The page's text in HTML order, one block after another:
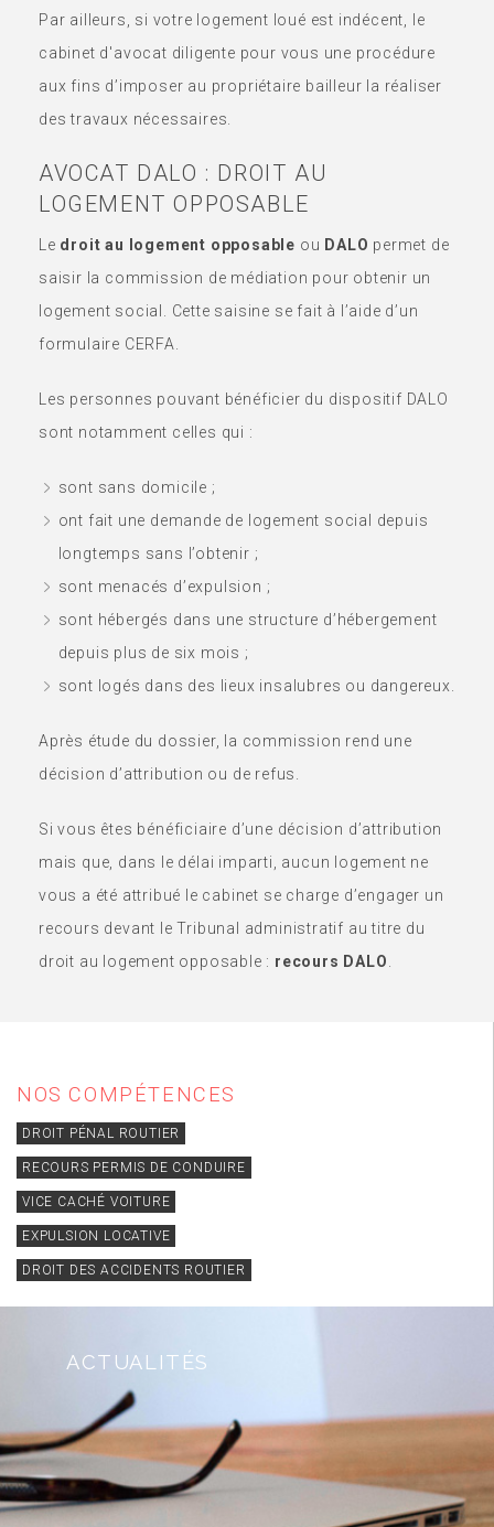
Par ailleurs, si votre logement loué est indécent, le
cabinet d'avocat diligente pour vous une procédure
aux fins d’imposer au propriétaire bailleur la réaliser
des travaux nécessaires.
AVOCAT DALO : DROIT AU
LOGEMENT OPPOSABLE
Le droit au logement opposable ou DALO permet de
saisir la commission de médiation pour obtenir un
logement social. Cette saisine se fait à l’aide d’un
formulaire CERFA.
Les personnes pouvant bénéficier du dispositif DALO
sont notamment celles qui :
sont sans domicile ;
ont fait une demande de logement social depuis
longtemps sans l’obtenir ;
sont menacés d’expulsion ;
sont hébergés dans une structure d’hébergement
depuis plus de six mois ;
sont logés dans des lieux insalubres ou dangereux.
Après étude du dossier, la commission rend une
décision d’attribution ou de refus.
Si vous êtes bénéficiaire d’une décision d’attribution
mais que, dans le délai imparti, aucun logement ne
vous a été attribué le cabinet se charge d’engager un
recours devant le Tribunal administratif au titre du
droit au logement opposable : recours DALO
NOS COMPÉTENCES
DROIT PÉNAL ROUTIER
RECOURS PERMIS DE CONDUIRE
VICE CACHÉ VOITURE
EXPULSION LOCATIVE
DROIT DES ACCIDENTS ROUTIER
ACTUALITÉS